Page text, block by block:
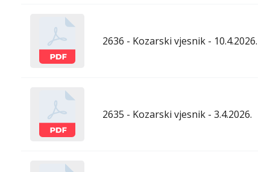
2636 - Kozarski vjesnik - 10.4.2026.
2635 - Kozarski vjesnik - 3.4.2026.